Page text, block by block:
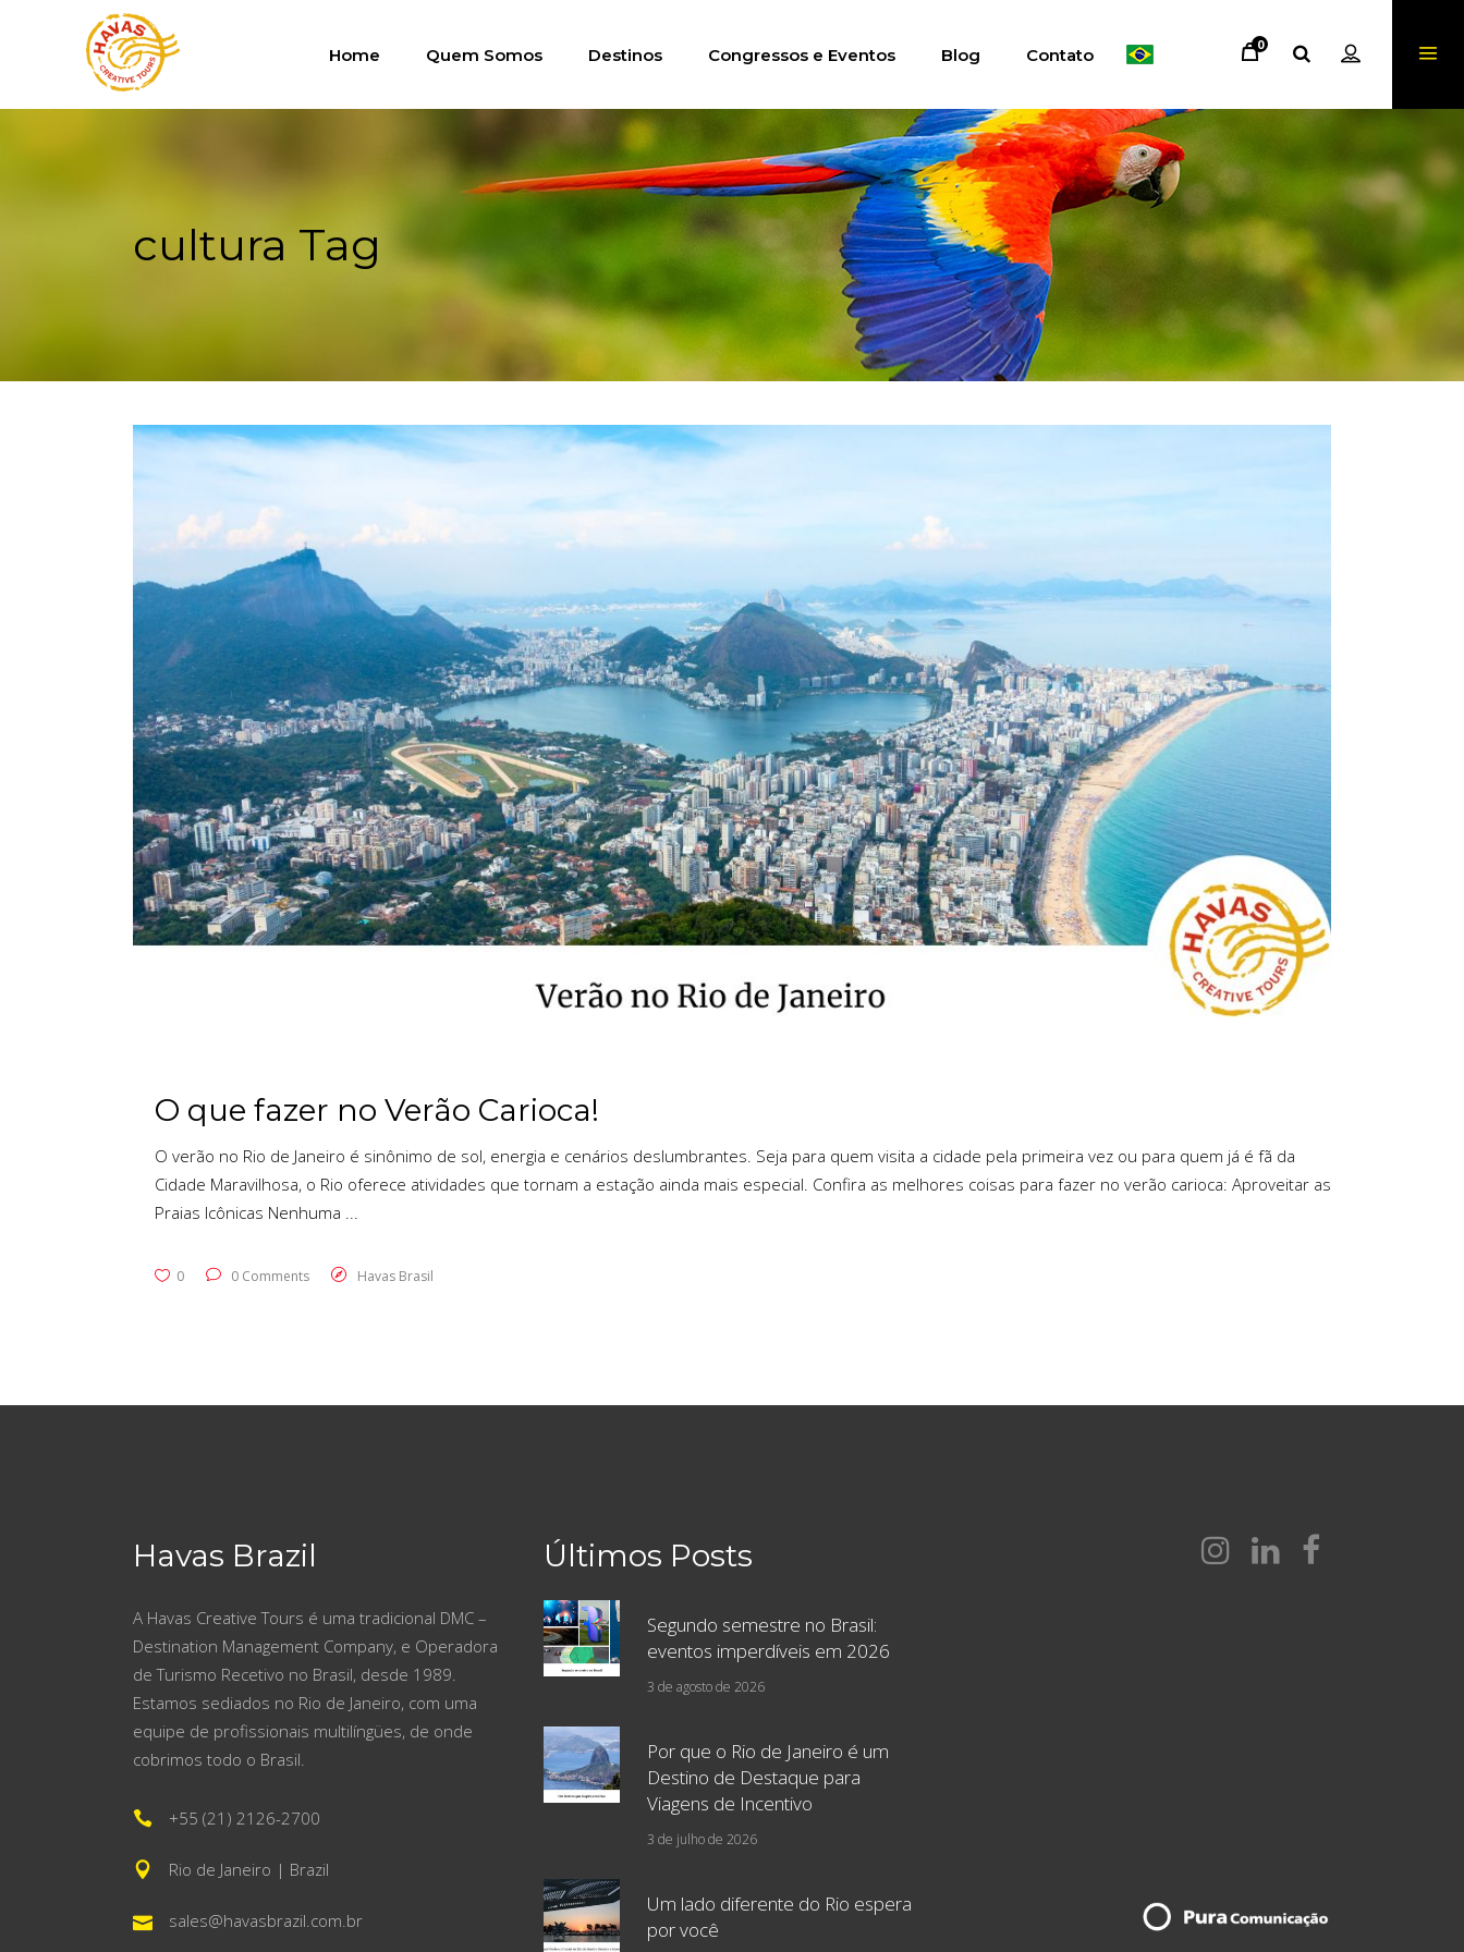
Home Quem Somos Destinos Congressos e Eventos Blog Contato
0
cultura Tag
O que fazer no Verão Carioca!
O verão no Rio de Janeiro é sinônimo de sol, energia e cenários deslumbrantes. Seja para quem visita a cidade pela primeira vez ou para quem já é fã da
Cidade Maravilhosa, o Rio oferece atividades que tornam a estação ainda mais especial. Confira as melhores coisas para fazer no verão carioca: Aproveitar as
Praias Icônicas Nenhuma
0 0 Comments Havas Brasil
Havas Brazil
A Havas Creative Tours é uma tradicional DMC –
Destination Management Company, e Operadora
de Turismo Recetivo no Brasil, desde 1989.
Estamos sediados no Rio de Janeiro, com uma
equipe de profissionais multilíngües, de onde
cobrimos todo o Brasil.
+55 (21) 2126-2700
Rio de Janeiro | Brazil
sales@havasbrazil.com.br
Últimos Posts
Segundo semestre no Brasil:
eventos imperdíveis em 2026
3 de agosto de 2026
Por que o Rio de Janeiro é um
Destino de Destaque para
Viagens de Incentivo
3 de julho de 2026
Um lado diferente do Rio espera
por você